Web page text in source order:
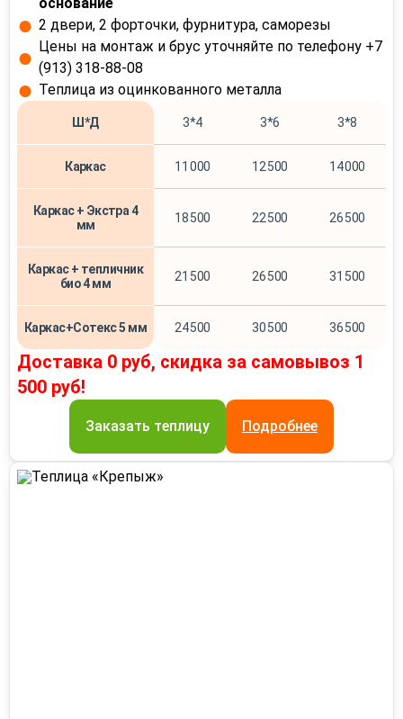
2 двери, 2 форточки, фурнитура, саморезы
Цены на монтаж и брус уточняйте по телефону +7
(913) 318-88-08
Теплица из оцинкованного металла
Ш*Д 3*4 3*6 3*8
Каркас 11 000 12 500 14 000
Каркас + Экстра 4
мм
18 500 22 500 26 500
Каркас + тепличник
био 4 мм
21 500 26 500 31 500
Каркас+Сотекс 5 мм 24 500 30 500 36 500
Доставка 0 руб, скидка за самовывоз 1
500 руб!
Заказать теплицу Подробнее